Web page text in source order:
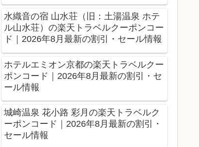
水織音の宿 山水荘（旧：土湯温泉 ホテ
ル山水荘）の楽天トラベルクーポンコー
ド｜2026年8月最新の割引・セール情報
ホテルエミオン京都の楽天トラベルクー
ポンコード｜2026年8月最新の割引・セ
ール情報
城崎温泉 花小路 彩月の楽天トラベルク
ーポンコード｜2026年8月最新の割引・
セール情報